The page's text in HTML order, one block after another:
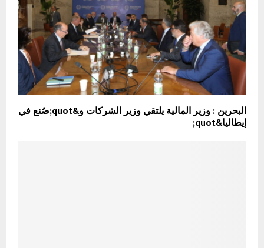
البحرين : وزير المالية يلتقي وزير الشركات و&quot;صُنع في
إيطاليا&quot;